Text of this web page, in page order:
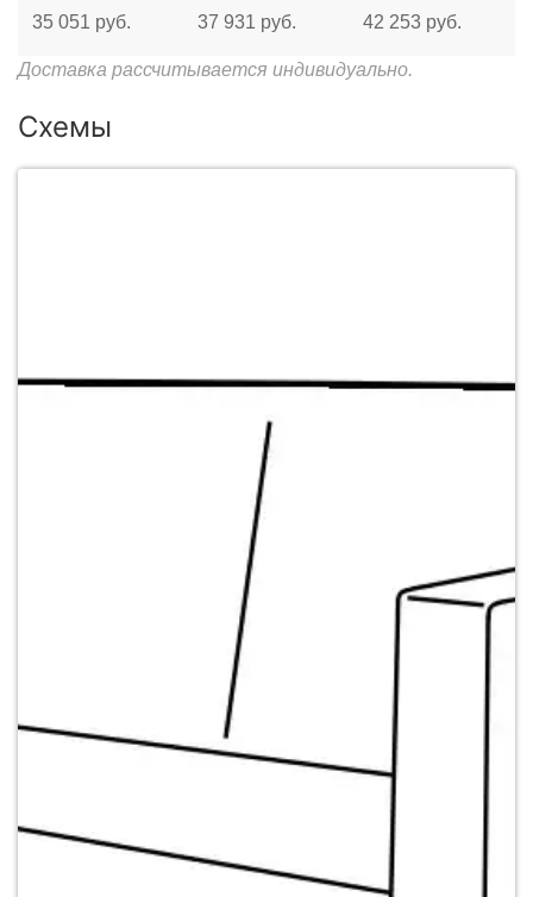
35 051 руб. 37 931 руб. 42 253 руб.
Доставка рассчитывается индивидуально.
Схемы